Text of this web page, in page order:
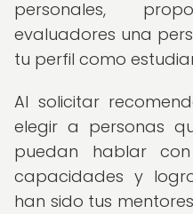
personales,
evaluadores una
tu perfil como
Al solicitar
elegir a personas
puedan hablar
capacidades y
han sido tus